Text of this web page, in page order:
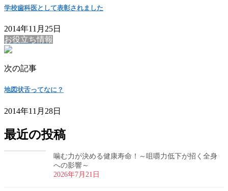
学校歯科医として表彰されました
2014年11月25日
お役立ち情報
次の記事
地図状舌ってなに？
2014年11月28日
最近の投稿
噛む力が決める健康寿命！～咀嚼力低下が招く全身
への影響～
2026年7月21日